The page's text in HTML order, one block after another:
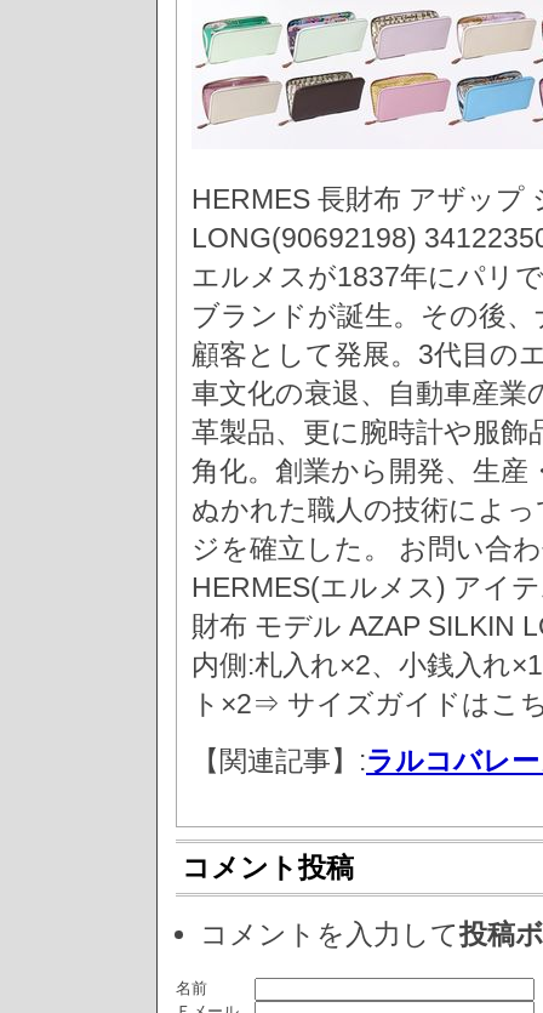
HERMES 長財布 アザップ
LONG(90692198)
エルメスが1837年にパリ
ブランドが誕生。その後
顧客として発展。3代目の
車文化の衰退、自動車産
革製品、更に腕時計や服
角化。創業から開発、生
ぬかれた職人の技術によ
ジを確立した。 お問い合
HERMES(エルメス) アイ
財布 モデル AZAP SILKIN
内側:札入れ×2、小銭入れ
ト×2⇒ サイズガイドはこ
【関連記事】:ラルコバレ
コメント投稿
コメントを入力して投稿
名前